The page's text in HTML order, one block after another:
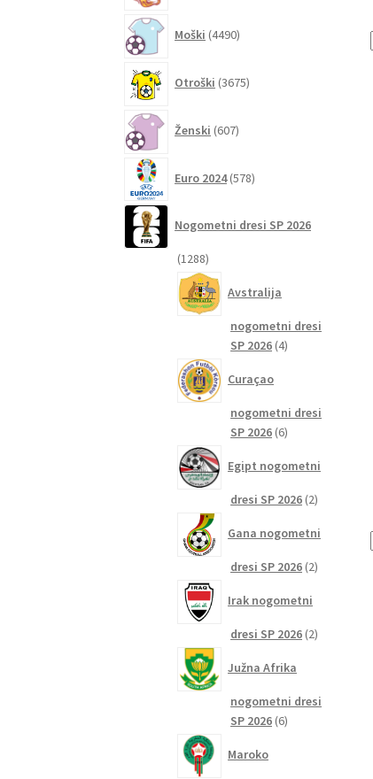
Moški 4490izdelkov
Otroški 3675izdelkov
Ženski 607izdelkov
Euro 2024 578izdelkov
Nogometni dresi SP 2026
12881288
izdelkov
Avstralija
nogometni dresi
SP 2026 44
Curaçao
nogometni dresi
SP 2026 66
Egipt nogometni
dresi SP 2026 22
Gana nogometni
dresi SP 2026 22
Irak nogometni
dresi SP 2026 22
Južna Afrika
nogometni dresi
SP 2026 66
Maroko